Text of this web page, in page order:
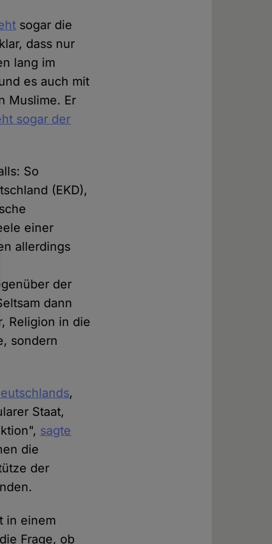
sogar die
dass nur
lang im
es auch mit
Muslime. Er
sogar der
So
(EKD),
einer
allerdings
der
dann
Religion in die
sondern
,
Staat,
sagte
die
der
in einem
Frage, ob